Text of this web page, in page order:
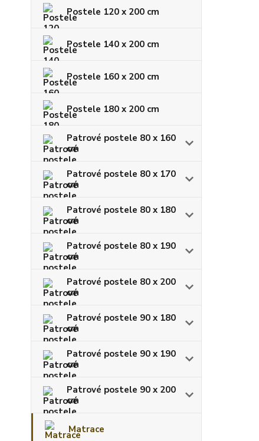
Postele 120 x 200 cm
Postele 140 x 200 cm
Postele 160 x 200 cm
Postele 180 x 200 cm
Patrové postele 80 x 160
cm
Patrové postele 80 x 170
cm
Patrové postele 80 x 180
cm
Patrové postele 80 x 190
cm
Patrové postele 80 x 200
cm
Patrové postele 90 x 180
cm
Patrové postele 90 x 190
cm
Patrové postele 90 x 200
cm
Matrace